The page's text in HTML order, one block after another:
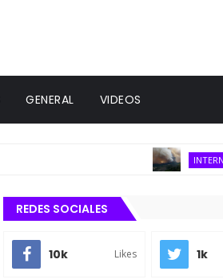
GENERAL VIDEOS
INTERNACIONAL
REDES SOCIALES
10k Likes 1k